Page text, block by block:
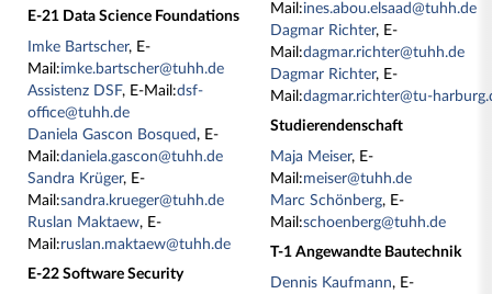
E-21 Data Science Foundations
Imke Bartscher, E-
Mail:imke.bartscher@tuhh.de
Assistenz DSF, E-Mail:dsf-
office@tuhh.de
Daniela Gascon Bosqued, E-
Mail:daniela.gascon@tuhh.de
Sandra Krüger, E-
Mail:sandra.krueger@tuhh.de
Ruslan Maktaew, E-
Mail:ruslan.maktaew@tuhh.de
E-22 Software Security
Mail:ines.abou.elsaad@tuhh.de
Dagmar Richter, E-
Mail:dagmar.richter@tuhh.de
Dagmar Richter, E-
Mail:dagmar.richter@tu-
Studierendenschaft
Maja Meiser, E-
Mail:meiser@tuhh.de
Marc Schönberg, E-
Mail:schoenberg@tuhh.de
T-1 Angewandte Bautechnik
Dennis Kaufmann, E-